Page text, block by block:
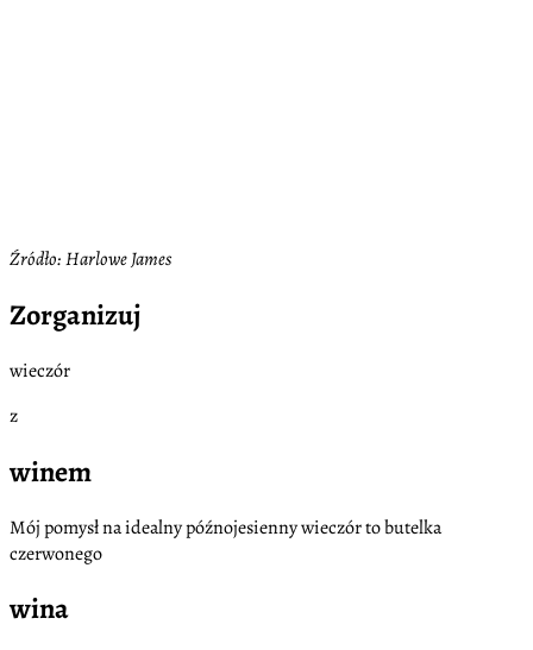
Źródło: Harlowe James
Zorganizuj
wieczór
z
winem
Mój pomysł na idealny późnojesienny wieczór to butelka
czerwonego
wina